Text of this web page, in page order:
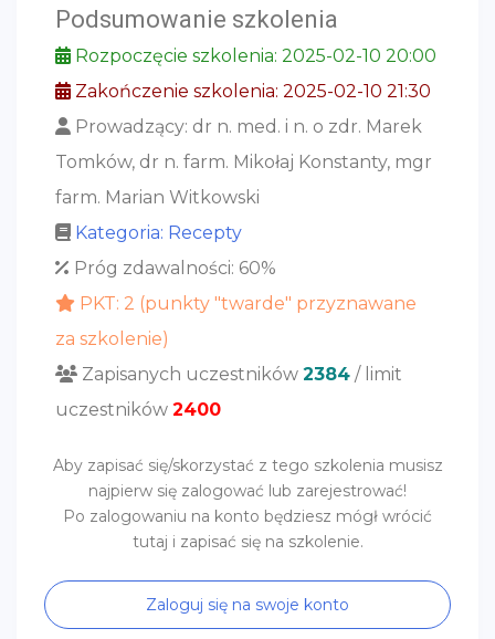
Podsumowanie szkolenia
Rozpoczęcie szkolenia: 2025-02-10 20:00
Zakończenie szkolenia: 2025-02-10 21:30
Prowadzący: dr n. med. i n. o zdr. Marek
Tomków, dr n. farm. Mikołaj Konstanty, mgr
farm. Marian Witkowski
Kategoria: Recepty
Próg zdawalności: 60%
PKT: 2 (punkty "twarde" przyznawane
za szkolenie)
Zapisanych uczestników 2384 / limit
uczestników 2400
Aby zapisać się/skorzystać z tego szkolenia musisz
najpierw się zalogować lub zarejestrować!
Po zalogowaniu na konto będziesz mógł wrócić
tutaj i zapisać się na szkolenie.
Zaloguj się na swoje konto